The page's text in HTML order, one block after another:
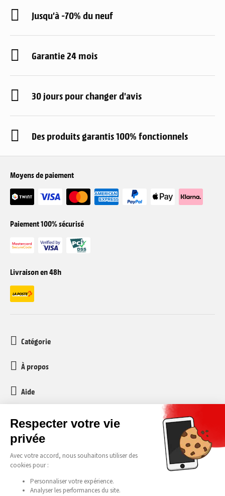
Jusqu'à -70% du neuf
Garantie 24 mois
30 jours pour changer d'avis
Des produits garantis 100% fonctionnels
Moyens de paiement
Paiement 100% sécurisé
Livraison en 48h
Catégorie
À propos
Aide
media-markt-refurbished@recommerce.com
Lundi-Vendredi 08:00-17:00